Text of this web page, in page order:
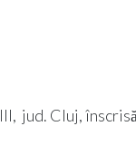
jud. Cluj,